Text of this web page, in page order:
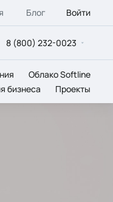
Блог Войти
8 (800) 232-0023
Облако Softline
бизнеса Проекты